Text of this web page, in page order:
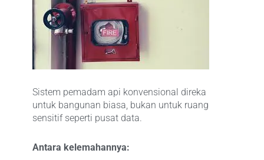
Sistem pemadam api konvensional direka
untuk bangunan biasa, bukan untuk ruang
sensitif seperti pusat data.
Antara kelemahannya: